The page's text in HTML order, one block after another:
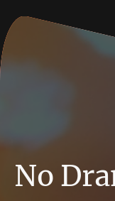
No